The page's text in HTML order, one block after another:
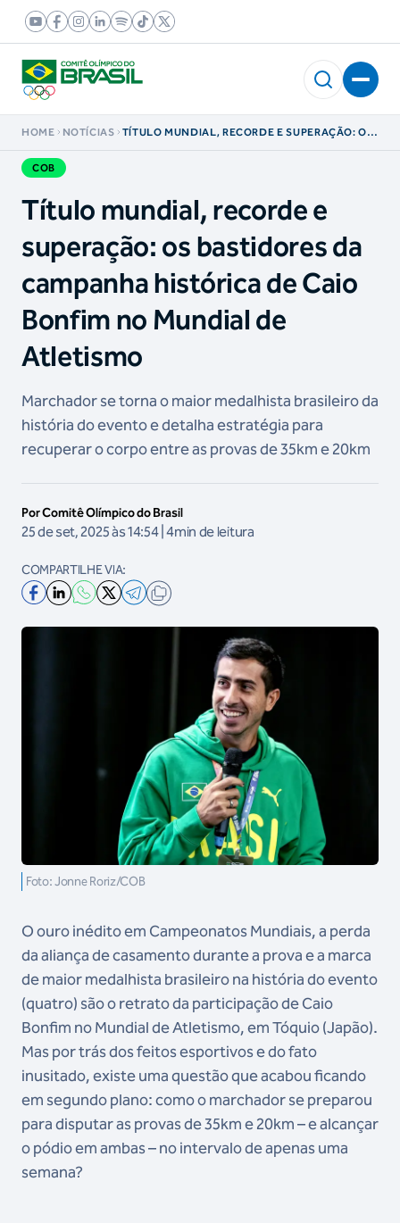
HOME NOTÍCIAS
TÍTULO MUNDIAL, RECORDE E SUPERAÇÃO: OS
COB
Título mundial, recorde e
superação: os bastidores da
campanha histórica de Caio
Bonfim no Mundial de
Atletismo
Marchador se torna o maior medalhista brasileiro da
história do evento e detalha estratégia para
recuperar o corpo entre as provas de 35km e 20km
Por Comitê Olímpico do Brasil
25 de set, 2025 às 14:54 | 4min de leitura
COMPARTILHE VIA:
Foto: Jonne Roriz/COB
O ouro inédito em Campeonatos Mundiais, a perda
da aliança de casamento durante a prova e a marca
de maior medalhista brasileiro na história do evento
(quatro) são o retrato da participação de Caio
Bonfim no Mundial de Atletismo, em Tóquio (Japão).
Mas por trás dos feitos esportivos e do fato
inusitado, existe uma questão que acabou ficando
em segundo plano: como o marchador se preparou
para disputar as provas de 35km e 20km – e alcançar
o pódio em ambas – no intervalo de apenas uma
semana?